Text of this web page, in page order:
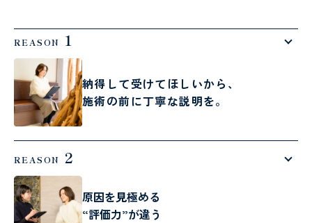
REASON 1
納得して受けてほしいから、
施術の前に丁寧な説明を。
REASON 2
原因を見極める
“評価力”が違う